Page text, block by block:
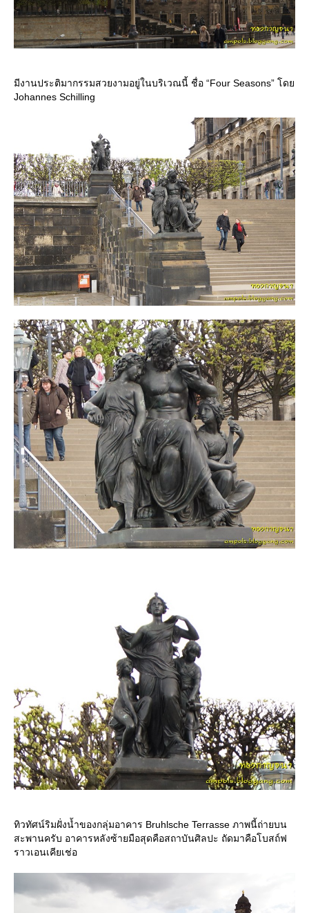
มีงานประติมากรรมสวยงามอยู่ในบริเวณนี้ ชื่อ “Four Seasons” โด
Johannes Schilling
ทิวทัศน์ริมฝั่งน้ำของกลุ่มอาคาร Bruhlsche Terrasse ภาพนี้ถ่ายบน
สะพานครับ อาคารหลังซ้ายมือสุดคือสถาบันศิลปะ ถัดมาคือโบสถ์ฟ
ราวเอนเคียเช่อ